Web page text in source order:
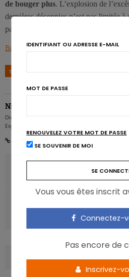
de bouger plus. L’explosion de
dernières décennies n’est pas limitée
particulier…
Barrington W.T. et al., Genetics, 2017, 207(4).
TAGS ALIMENTATION GÈNES
Nicolas Guggenbühl
Diététicien nutritionniste - Rédacteur en
Expert - Karott'
Le prix des aliments
Nutriscope: Symptômes
IDENTIFIANT OU ADRESSE E-MAIL
MOT DE PASSE
RENOUVELEZ VOTRE MOT DE PASSE
SE SOUVENIR DE MOI
Vous vous êtes inscrit
Connectez-
Pas encore de
Inscrivez-